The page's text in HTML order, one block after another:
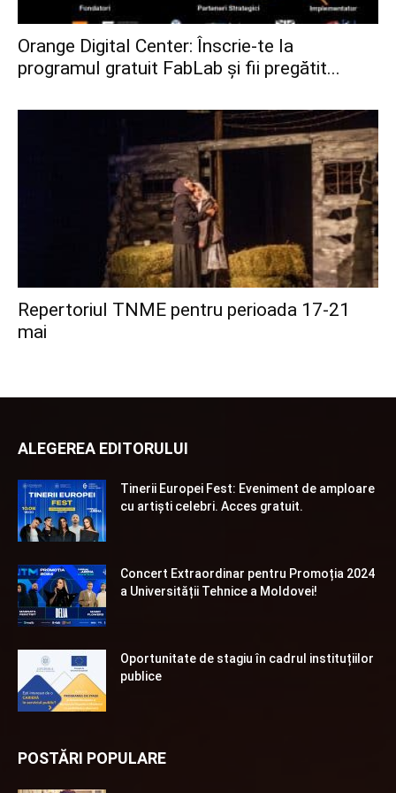
Orange Digital Center: Înscrie-te la
programul gratuit FabLab și fii pregătit...
Repertoriul TNME pentru perioada 17-21
mai
ALEGEREA EDITORULUI
Tinerii Europei Fest: Eveniment de amploare
cu artiști celebri. Acces gratuit.
Concert Extraordinar pentru Promoția 2024
a Universității Tehnice a Moldovei!
Oportunitate de stagiu în cadrul instituțiilor
publice
POSTĂRI POPULARE